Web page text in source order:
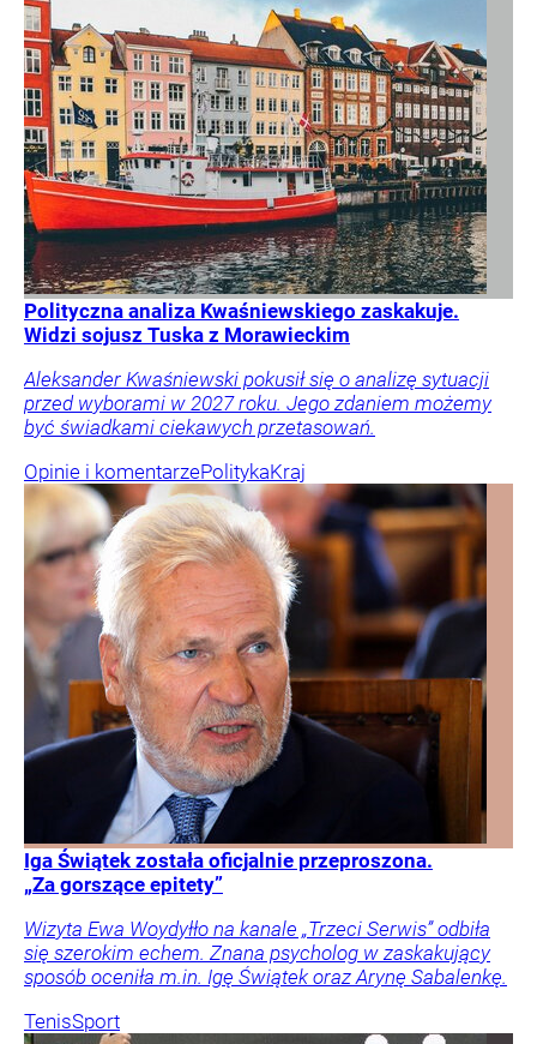
Polityczna analiza Kwaśniewskiego zaskakuje.
Widzi sojusz Tuska z Morawieckim
Aleksander Kwaśniewski pokusił się o analizę sytuacji
przed wyborami w 2027 roku. Jego zdaniem możemy
być świadkami ciekawych przetasowań.
Opinie i komentarzePolitykaKraj
Iga Świątek została oficjalnie przeproszona.
„Za gorszące epitety”
Wizyta Ewa Woydyłło na kanale „Trzeci Serwis” odbiła
się szerokim echem. Znana psycholog w zaskakujący
sposób oceniła m.in. Igę Świątek oraz Arynę Sabalenkę.
TenisSport